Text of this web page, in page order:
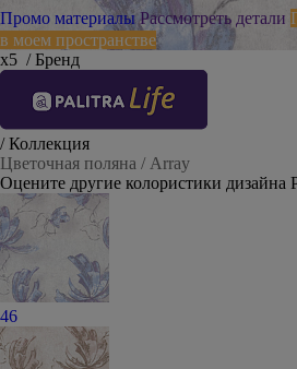
Промо материалы Рассмотреть детали
в моем пространстве
х5 / Бренд
/ Коллекция
Цветочная поляна / Array
Оцените другие колористики дизайна
46